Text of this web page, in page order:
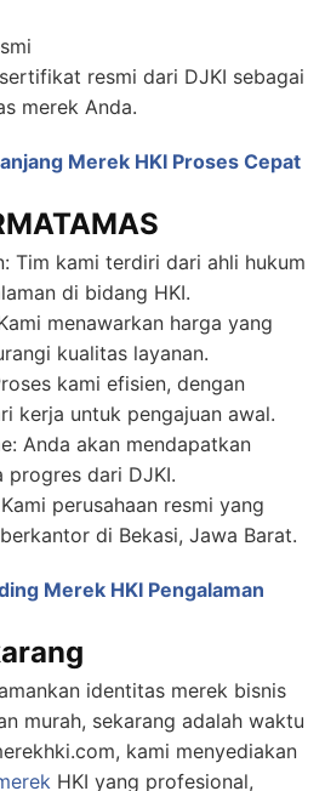
resmi dari DJKI sebagai
merek Anda.
Merek HKI Proses Cepat
Tim kami terdiri dari ahli hukum
di bidang HKI.
menawarkan harga yang
kualitas layanan.
kami efisien, dengan
kerja untuk pengajuan awal.
Anda akan mendapatkan
progres dari DJKI.
perusahaan resmi yang
di Bekasi, Jawa Barat.
Merek HKI Pengalaman
identitas merek bisnis
murah, sekarang adalah waktu
kami menyediakan
HKI yang profesional,